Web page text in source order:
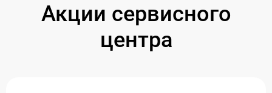
Акции сервисного
центра